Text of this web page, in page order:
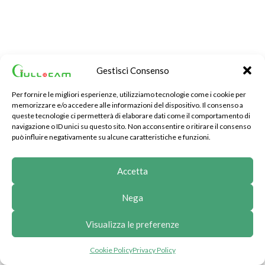
Gestisci Consenso
Per fornire le migliori esperienze, utilizziamo tecnologie come i cookie per
memorizzare e/o accedere alle informazioni del dispositivo. Il consenso a
queste tecnologie ci permetterà di elaborare dati come il comportamento di
navigazione o ID unici su questo sito. Non acconsentire o ritirare il consenso
può influire negativamente su alcune caratteristiche e funzioni.
Accetta
Nega
Visualizza le preferenze
Cookie PolicyPrivacy Policy
Copyright 2025 GulloCamfg18.com | Designed by Falatech Srl
Premium Solution for your Business.
Press/News|Privacy Policy|Cookie Policy